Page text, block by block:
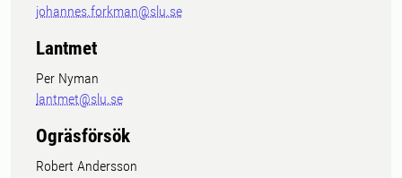
johannes.forkman@slu.se
Lantmet
Per Nyman
lantmet@slu.se
Ogräsförsök
Robert Andersson